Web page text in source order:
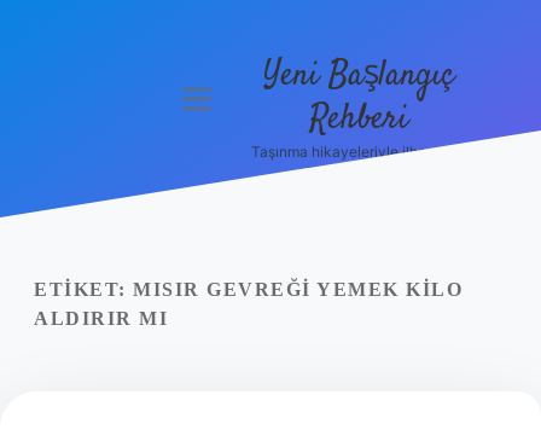
Politikası
Yasal Uyarı
menüyü
Yeni Başlangıç
Rehberi
Taşınma hikayeleriyle ilham bul!
ETIKET: MISIR GEVREĞI YEMEK KILO
ALDIRIR MI